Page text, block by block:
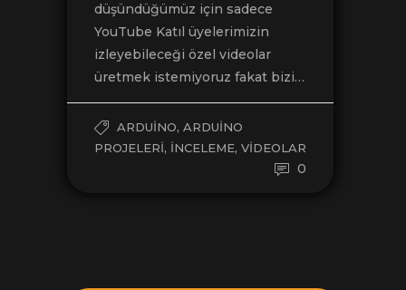
düşündüğümüz için sadece
YouTube Katıl üyelerimizin
izleyebileceği özel videolar
üretmek istemiyoruz fakat bizi…
ARDUINO, ARDUINO
PROJELERI, İNCELEME, VIDEOLAR
0